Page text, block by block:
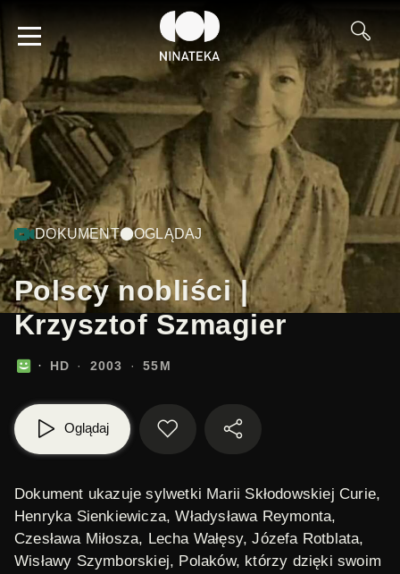
DOKUMENT OGLĄDAJ
Polscy nobliści |
Krzysztof Szmagier
HD 2003 55M
Oglądaj
Dokument ukazuje sylwetki Marii Skłodowskiej Curie,
Henryka Sienkiewicza, Władysława Reymonta,
Czesława Miłosza, Lecha Wałęsy, Józefa Rotblata,
Wisławy Szymborskiej, Polaków, którzy dzięki swoim